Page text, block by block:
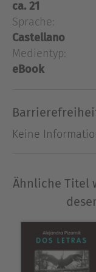
ca. 21
Sprache:
Castellano
Medientyp:
eBook
Keine
Ähnliche Titel